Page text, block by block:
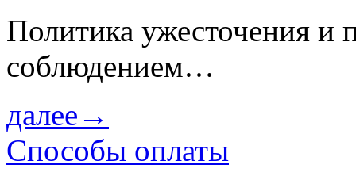
Политика ужесточения и
соблюдением…
далее→
Способы оплаты